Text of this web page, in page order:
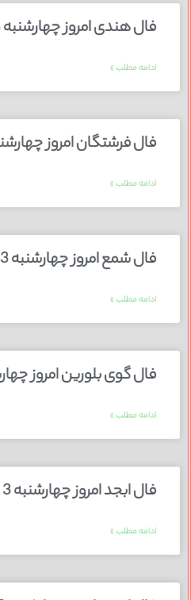
فال هندی امروز چهارشنبه 3 دی 1404
ادامه مطلب »
فال فرشتگان امروز چهارشنبه 3 دی
ادامه مطلب »
فال شمع امروز چهارشنبه 3 دی 1404
ادامه مطلب »
فال گوی بلورین امروز چهارشنبه 3
ادامه مطلب »
فال ابجد امروز چهارشنبه 3 دی 1404
ادامه مطلب »